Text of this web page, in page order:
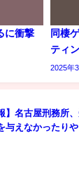
に衝撃
同棲
ティ
2025年
】名古屋刑務所
与えなかったり